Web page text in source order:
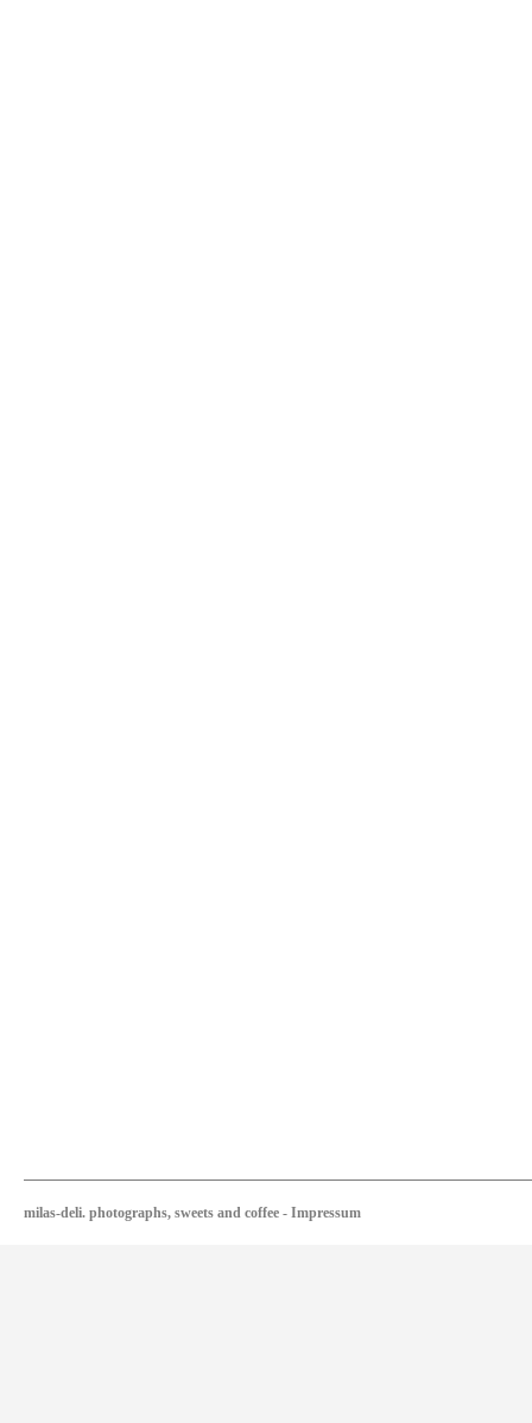
milas-deli. photographs, sweets and coffee - Impressum